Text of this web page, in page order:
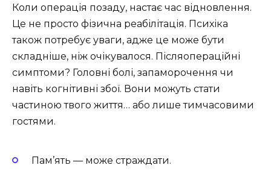
Коли операція позаду, настає час відновлення.
Це не просто фізична реабілітація. Психіка
також потребує уваги, адже це може бути
складніше, ніж очікувалося. Післяопераційні
симптоми? Головні болі, запаморочення чи
навіть когнітивні збої. Вони можуть стати
частиною твого життя… або лише тимчасовими
гостями.
Пам’ять — може страждати.